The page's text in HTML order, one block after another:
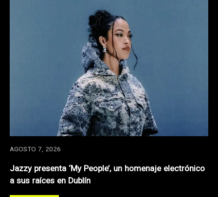
AGOSTO 7, 2026
Jazzy presenta ‘My People’, un homenaje electrónico
a sus raíces en Dublín